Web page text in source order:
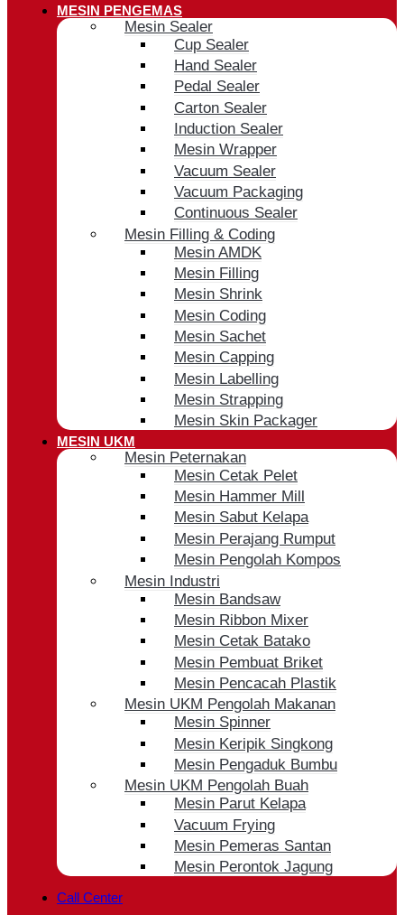
MESIN PENGEMAS
Mesin Sealer
Cup Sealer
Hand Sealer
Pedal Sealer
Carton Sealer
Induction Sealer
Mesin Wrapper
Vacuum Sealer
Vacuum Packaging
Continuous Sealer
Mesin Filling & Coding
Mesin AMDK
Mesin Filling
Mesin Shrink
Mesin Coding
Mesin Sachet
Mesin Capping
Mesin Labelling
Mesin Strapping
Mesin Skin Packager
MESIN UKM
Mesin Peternakan
Mesin Cetak Pelet
Mesin Hammer Mill
Mesin Sabut Kelapa
Mesin Perajang Rumput
Mesin Pengolah Kompos
Mesin Industri
Mesin Bandsaw
Mesin Ribbon Mixer
Mesin Cetak Batako
Mesin Pembuat Briket
Mesin Pencacah Plastik
Mesin UKM Pengolah Makanan
Mesin Spinner
Mesin Keripik Singkong
Mesin Pengaduk Bumbu
Mesin UKM Pengolah Buah
Mesin Parut Kelapa
Vacuum Frying
Mesin Pemeras Santan
Mesin Perontok Jagung
Call Center